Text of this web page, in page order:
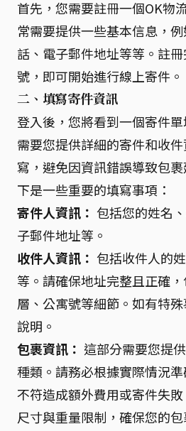
首先，您需要註冊一個OK物
常需要提供一些基本信息，
話、電子郵件地址等等。註
號，即可開始進行線上寄件。
二、填寫寄件資訊
登入後，您將看到一個寄件
需要您提供詳細的寄件和收
寫，避免因資訊錯誤導致包
下是一些重要的填寫事項：
寄件人資訊： 包括您的姓名
子郵件地址等。
收件人資訊： 包括收件人的
等。請確保地址完整且正確
層、公寓號等細節。如有特
說明。
包裹資訊： 這部分需要您提
種類。請務必根據實際情況
不符造成額外費用或寄件失
尺寸與重量限制，確保您的